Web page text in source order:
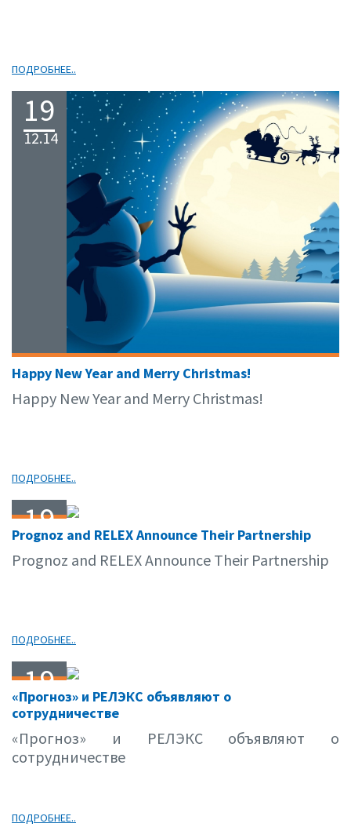
ПОДРОБНЕЕ..
19
12.14
Happy New Year and Merry Christmas!
Happy New Year and Merry Christmas!
ПОДРОБНЕЕ..
19
11.14
Prognoz and RELEX Announce Their Partnership
Prognoz and RELEX Announce Their Partnership
ПОДРОБНЕЕ..
19
11.14
«Прогноз» и РЕЛЭКС объявляют о
сотрудничестве
«Прогноз» и РЕЛЭКС объявляют о
сотрудничестве
ПОДРОБНЕЕ..